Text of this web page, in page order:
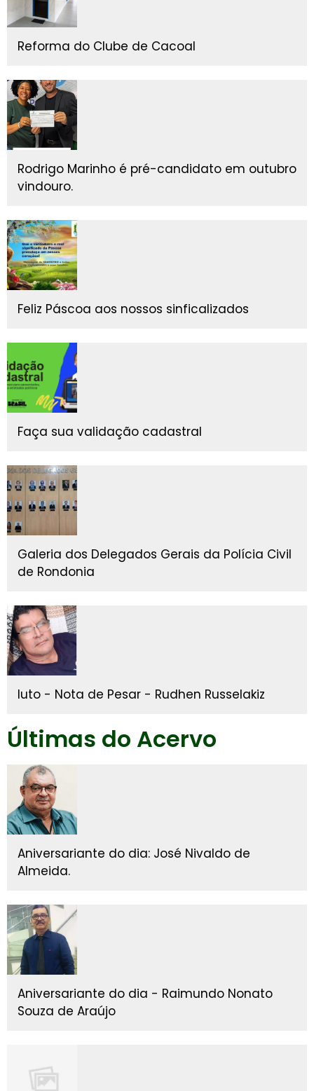
Reforma do Clube de Cacoal
Rodrigo Marinho é pré-candidato em outubro
vindouro.
Feliz Páscoa aos nossos sinficalizados
Faça sua validação cadastral
Galeria dos Delegados Gerais da Polícia Civil
de Rondonia
luto - Nota de Pesar - Rudhen Russelakiz
Últimas do Acervo
Aniversariante do dia: José Nivaldo de
Almeida.
Aniversariante do dia - Raimundo Nonato
Souza de Araújo